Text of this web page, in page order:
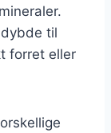
til
forret eller